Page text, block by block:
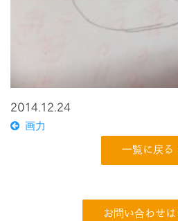
2014.12.24
画力
一覧に戻る
お問い合わせは